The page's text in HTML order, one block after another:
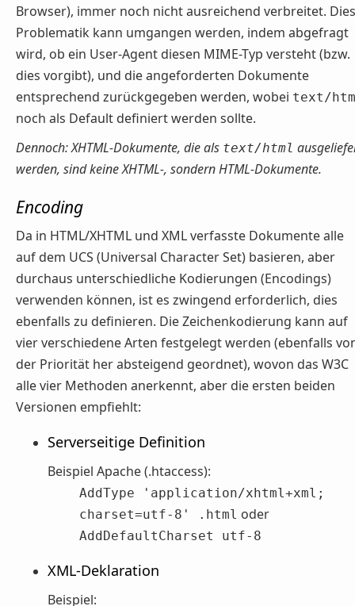
Browser), immer noch nicht ausreichend verbreitet.
Problematik kann umgangen werden, indem abgefragt
wird, ob ein User-Agent diesen MIME-Typ versteht (bzw.
dies vorgibt), und die angeforderten Dokumente
entsprechend zurückgegeben werden, wobei text/
noch als Default definiert werden sollte.
Dennoch: XHTML-Dokumente, die als text/html
werden, sind keine XHTML-, sondern HTML-Dokumente.
Encoding
Da in HTML/XHTML und XML verfasste Dokumente alle
auf dem UCS (Universal Character Set) basieren, aber
durchaus unterschiedliche Kodierungen (Encodings)
verwenden können, ist es zwingend erforderlich, dies
ebenfalls zu definieren. Die Zeichenkodierung kann auf
vier verschiedene Arten festgelegt werden (ebenfalls
der Priorität her absteigend geordnet), wovon das W3C
alle vier Methoden anerkennt, aber die ersten beiden
Versionen empfiehlt:
Serverseitige Definition
Beispiel Apache (.htaccess):
AddType 'application/xhtml+xml;
charset=utf-8' .html oder
AddDefaultCharset utf-8
XML-Deklaration
Beispiel: